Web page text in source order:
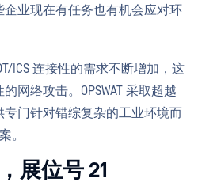
业现在有任务也有机会应对环
ICS 连接性的需求不断增加，这
网络攻击。OPSWAT 采取超越
门针对错综复杂的工业环境而
。
展位号 21